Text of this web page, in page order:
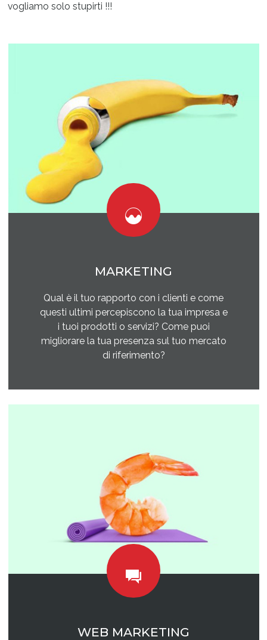
vogliamo solo stupirti !!!
MARKETING
Qual è il tuo rapporto con i clienti e come
questi ultimi percepiscono la tua impresa e
i tuoi prodotti o servizi? Come puoi
migliorare la tua presenza sul tuo mercato
di riferimento?
WEB MARKETING